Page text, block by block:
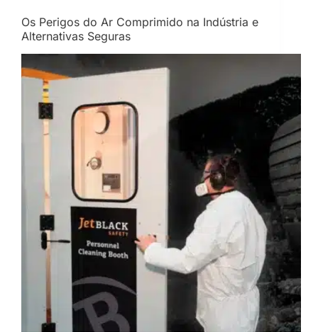
Os Perigos do Ar Comprimido na Indústria e
Alternativas Seguras